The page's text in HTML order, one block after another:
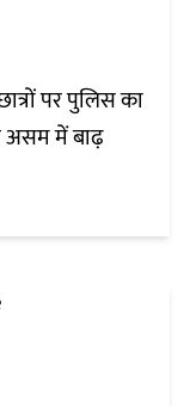
पर पुलिस का
असम में बाढ़